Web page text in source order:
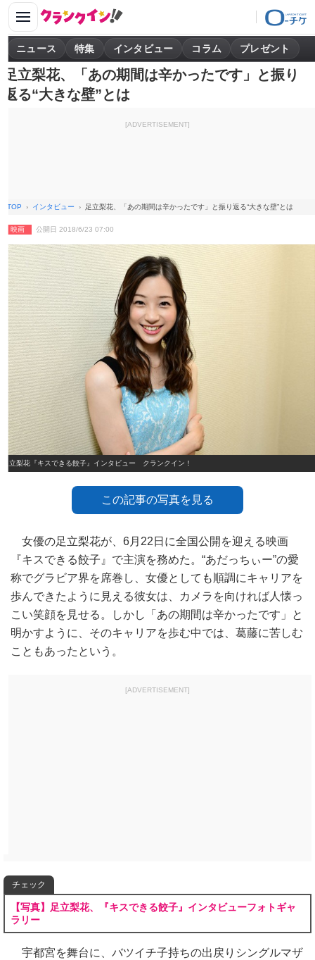
ニュース 特集 インタビュー コラム プレゼント
足立梨花、「あの期間は辛かったです」と振り
返る“大きな壁”とは
[ADVERTISEMENT]
TOP インタビュー 足立梨花、「あの期間は辛かったです」と振り返る“大きな壁”とは
映画 公開日 2018/6/23 07:00
足立梨花『キスできる餃子』インタビュー クランクイン！
この記事の写真を見る
女優の足立梨花が、6月22日に全国公開を迎える映画
『キスできる餃子』で主演を務めた。“あだっちぃー”の愛
称でグラビア界を席巻し、女優としても順調にキャリアを
歩んできたように見える彼女は、カメラを向ければ人懐っ
こい笑顔を見せる。しかし「あの期間は辛かったです」と
明かすように、そのキャリアを歩む中では、葛藤に苦しむ
こともあったという。
[ADVERTISEMENT]
チェック
【写真】足立梨花、『キスできる餃子』インタビューフォトギャ
ラリー
宇都宮を舞台に、バツイチ子持ちの出戻りシングルマザ